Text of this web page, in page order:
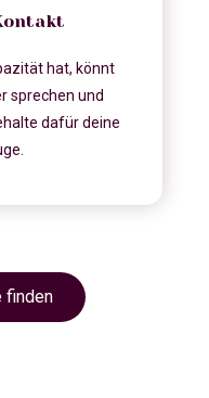
hat, könnt
sprechen und
dafür deine
finden